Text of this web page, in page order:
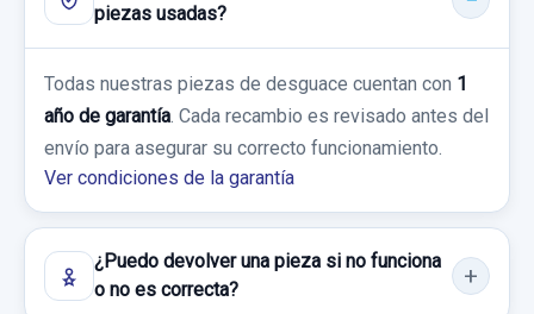
130,00 €
Sin IVA, gastos de envío no incluidos.
Consultar por whatsapp
SALPICADERO GUANTERA ROTA
FORD GALAXY (CA1) LIMITED EDITION
Garantía 1 año
Ref:993557
200,00 €
Sin IVA, gastos de envío no incluidos.
piezas usadas?
Todas nuestras piezas de desguace cuentan con 1
año de garantía . Cada recambio es revisado antes del
envío para asegurar su correcto funcionamiento.
Ver condiciones de la garantía
¿Puedo devolver una pieza si no funciona
o no es correcta?